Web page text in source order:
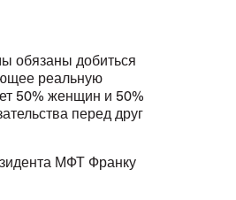
обязаны добиться
реальную
50% женщин и 50%
перед друг
МФТ Франку